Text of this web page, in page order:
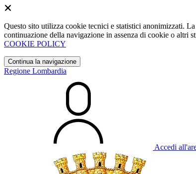
Questo sito utilizza cookie tecnici e statistici anonimizzati.
continuazione della navigazione in assenza di cookie o altri
COOKIE POLICY
Continua la navigazione
Regione Lombardia
Accedi